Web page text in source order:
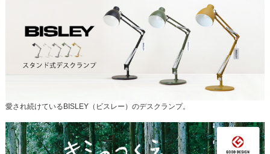
愛され続けているBISLEY（ビスレー）のデスクランプ。